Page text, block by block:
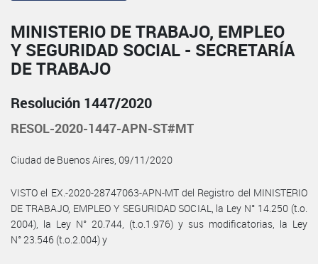
MINISTERIO DE TRABAJO, EMPLEO
Y SEGURIDAD SOCIAL - SECRETARÍA
DE TRABAJO
Resolución 1447/2020
RESOL-2020-1447-APN-ST#MT
Ciudad de Buenos Aires, 09/11/2020
VISTO el EX.-2020-28747063-APN-MT del Registro del MINISTERIO
DE TRABAJO, EMPLEO Y SEGURIDAD SOCIAL, la Ley N° 14.250 (t.o.
2004), la Ley N° 20.744, (t.o.1.976) y sus modificatorias, la Ley
N° 23.546 (t.o.2.004) y